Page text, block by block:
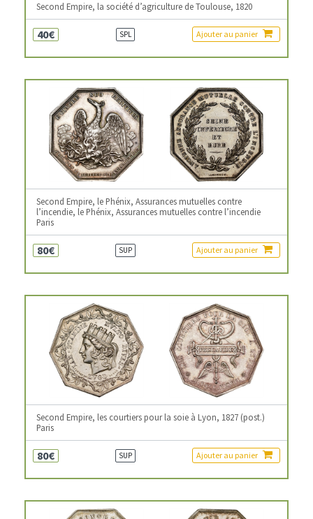
Second Empire, la société d’agriculture de Toulouse, 1820
40€ SPL Ajouter au panier
Second Empire, le Phénix, Assurances mutuelles contre
l’incendie, le Phénix, Assurances mutuelles contre l’incendie
Paris
80€ SUP Ajouter au panier
Second Empire, les courtiers pour la soie à Lyon, 1827 (post.)
Paris
80€ SUP Ajouter au panier